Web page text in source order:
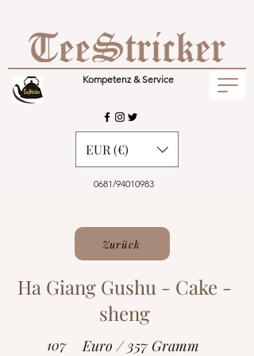
Kompetenz & Service
0681/94010983
EUR (€)
Zurück
Ha Giang Gushu - Cake -
sheng
107 Euro / 357 Gramm